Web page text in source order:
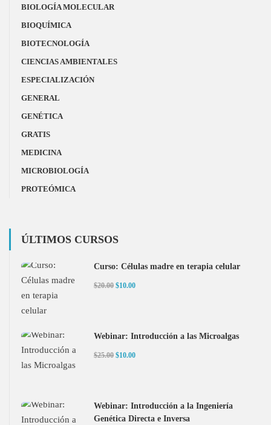
BIOLOGÍA MOLECULAR
BIOQUÍMICA
BIOTECNOLOGÍA
CIENCIAS AMBIENTALES
ESPECIALIZACIÓN
GENERAL
GENÉTICA
GRATIS
MEDICINA
MICROBIOLOGÍA
PROTEÓMICA
ÚLTIMOS CURSOS
Curso: Células madre en terapia celular
$20.00 $10.00
Webinar: Introducción a las Microalgas
$25.00 $10.00
Webinar: Introducción a la Ingeniería
Genética Directa e Inversa